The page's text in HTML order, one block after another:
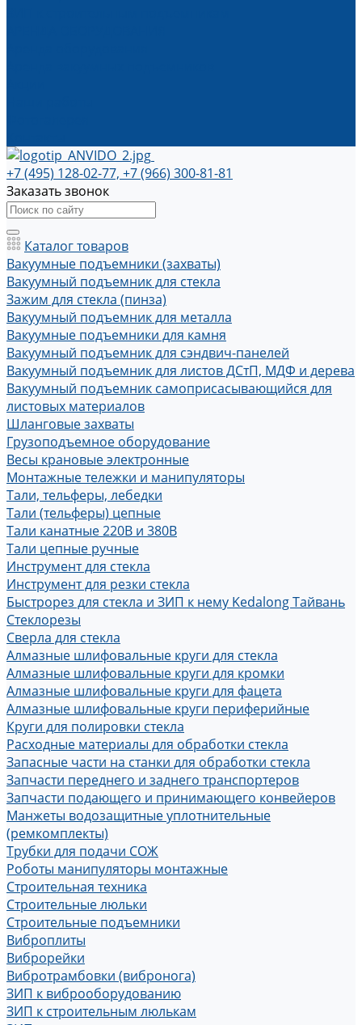
+7 (495) 128-02-77, +7 (966) 300-81-81
Заказать звонок
Каталог товаров
Вакуумные подъемники (захваты)
Вакуумный подъемник для стекла
Зажим для стекла (пинза)
Вакуумный подъемник для металла
Вакуумные подъемники для камня
Вакуумный подъемник для сэндвич-панелей
Вакуумный подъемник для листов ДСтП, МДФ и дерева
Вакуумный подъемник самоприсасывающийся для
листовых материалов
Шланговые захваты
Грузоподъемное оборудование
Весы крановые электронные
Монтажные тележки и манипуляторы
Тали, тельферы, лебедки
Тали (тельферы) цепные
Тали канатные 220В и 380В
Тали цепные ручные
Инструмент для стекла
Инструмент для резки стекла
Быстрорез для стекла и ЗИП к нему Kedalong Тайвань
Стеклорезы
Сверла для стекла
Алмазные шлифовальные круги для стекла
Алмазные шлифовальные круги для кромки
Алмазные шлифовальные круги для фацета
Алмазные шлифовальные круги периферийные
Круги для полировки стекла
Расходные материалы для обработки стекла
Запасные части на станки для обработки стекла
Запчасти переднего и заднего транспортеров
Запчасти подающего и принимающего конвейеров
Манжеты водозащитные уплотнительные
(ремкомплекты)
Трубки для подачи СОЖ
Роботы манипуляторы монтажные
Строительная техника
Строительные люльки
Строительные подъемники
Виброплиты
Виброрейки
Вибротрамбовки (вибронога)
ЗИП к виброоборудованию
ЗИП к строительным люлькам